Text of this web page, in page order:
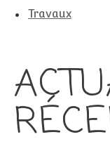
Travaux